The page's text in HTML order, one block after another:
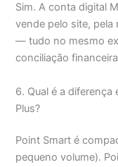
Sim. A conta digital
vende pelo site, pela
— tudo no mesmo
conciliação
6. Qual é a diferença
Plus?
Point Smart é
pequeno volume).